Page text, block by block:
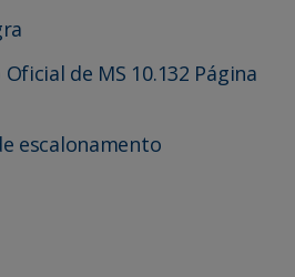
de MS 10.132 Página
escalonamento